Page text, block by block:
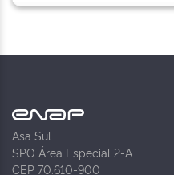
Asa Sul
SPO Área Especial 2-A
CEP 70.610-900